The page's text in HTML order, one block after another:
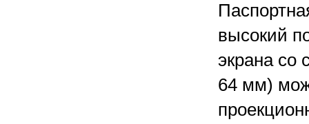
высокий
экрана со
64 мм)